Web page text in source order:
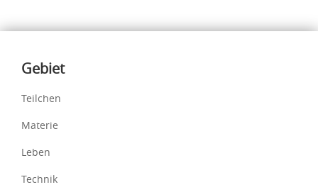
Inhalte
Gebiet
Teilchen
Materie
Leben
Technik